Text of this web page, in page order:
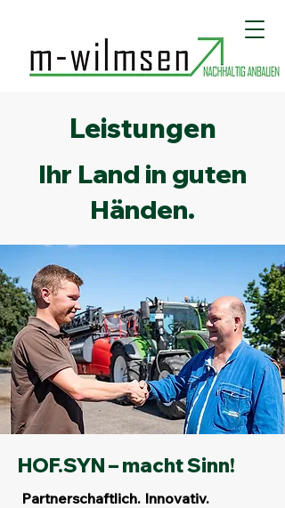
Leistungen
Ihr Land in guten
Händen.
HOF.SYN – macht Sinn!
Partnerschaftlich. Innovativ.